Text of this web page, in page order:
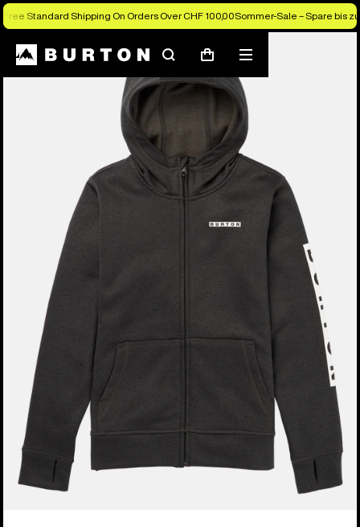
Free Standard Shipping On Orders Over CHF 100,00Sommer-Sale – Spare bis
SuchenWarenkorb
Menü
Die Experten von Burton erklären es dir